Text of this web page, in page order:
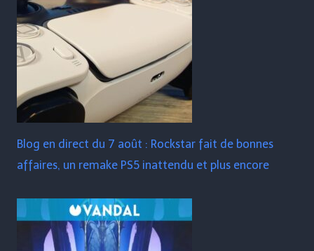
Blog en direct du 7 août : Rockstar fait de bonnes
affaires, un remake PS5 inattendu et plus encore